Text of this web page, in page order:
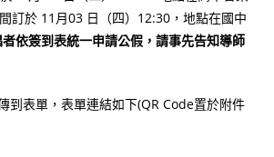
訂於 11⽉03 ⽇（四）12:30，地點在國中
依簽到表統⼀申請公假，請事先告知導師
到表單，表單連結如下(QR Code置於附件